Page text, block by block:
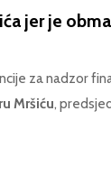
jer je
za nadzor
Mršiću,